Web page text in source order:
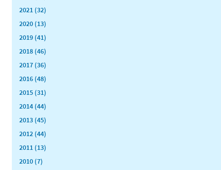
2021 (32)
2020 (13)
2019 (41)
2018 (46)
2017 (36)
2016 (48)
2015 (31)
2014 (44)
2013 (45)
2012 (44)
2011 (13)
2010 (7)